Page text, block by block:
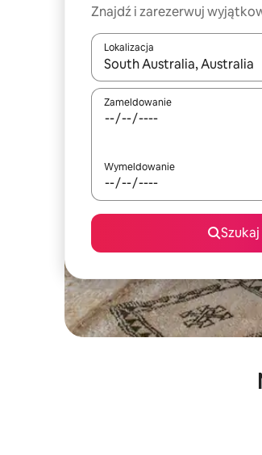
Znajdź i zarezerwuj
Lokalizacja
Gdy wyniki będą dostępne,
Zameldowanie
Wymeldowanie
Szukaj